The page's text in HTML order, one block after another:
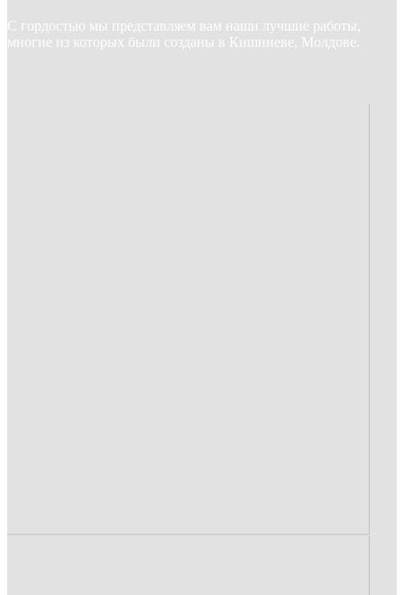
С гордостью мы представляем вам наши лучшие работы,
многие из которых были созданы в Кишиневе, Молдове.